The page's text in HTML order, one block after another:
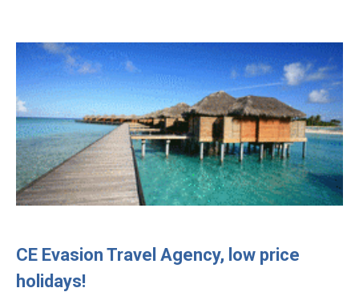
CE Evasion Travel Agency, low price
holidays!